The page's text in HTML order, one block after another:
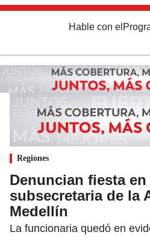
Hable con el
Regiones
Denuncian fiesta
subsecretaria de la
Medellín
La funcionaria quedó en